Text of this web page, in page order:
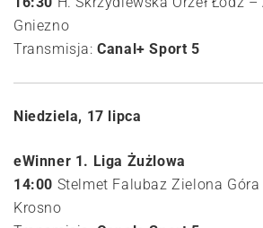
Gniezno
Transmisja:Canal+ Sport 5
Niedziela, 17 lipca
eWinner 1. Liga Żużlowa
14:00 Stelmet Falubaz Zielona
Krosno